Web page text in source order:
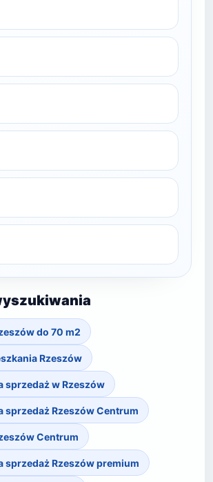
do 70 m2
Rzeszów
sprzedaż w Rzeszów
sprzedaż Rzeszów Centrum
Centrum
sprzedaż Rzeszów premium